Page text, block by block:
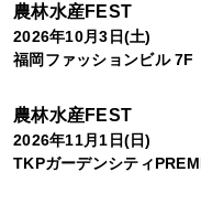
農林水産FEST
2026年10月3日(土)
福岡ファッションビル 7F
農林水産FEST
2026年11月1日(日)
TKPガーデンシティ